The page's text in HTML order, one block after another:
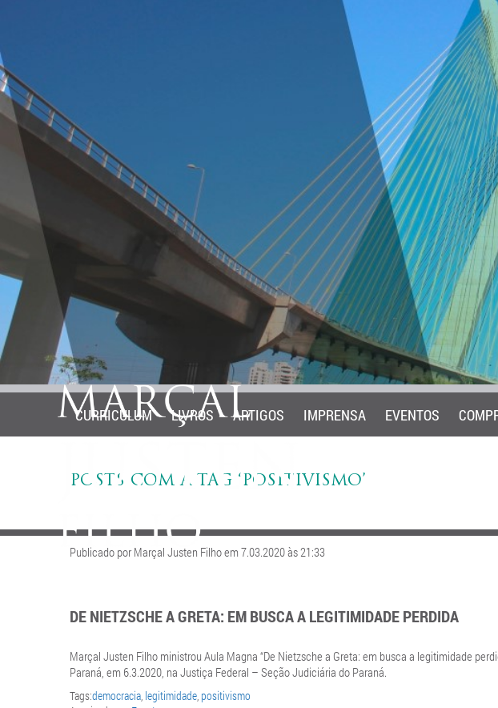
CURRICULUM LIVROS ARTIGOS IMPRENSA EVENTOS
POSTS COM A TAG ‘POSITIVISMO’
Publicado por Marçal Justen Filho em 7.03.2020 às 21:33
DE NIETZSCHE A GRETA: EM BUSCA A LEGITIMIDADE PERDIDA
Marçal Justen Filho ministrou Aula Magna “De Nietzsche a Greta: em busca a legitimidade
Paraná, em 6.3.2020, na Justiça Federal – Seção Judiciária do Paraná.
Tags:democracia, legitimidade, positivismo